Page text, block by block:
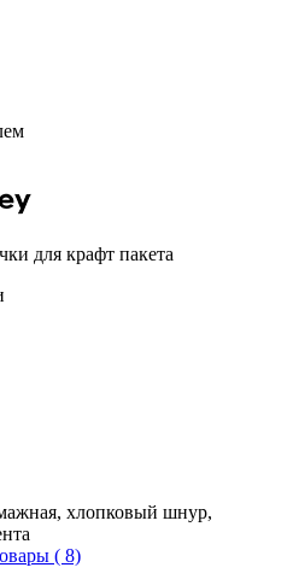
для крафт пакета
хлопковый шнур,
( 8)